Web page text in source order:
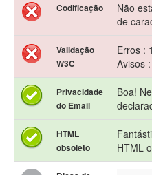
Codificação
Não
de
Validação
W3C
Erros : 1
Avisos
Privacidade
do Email
Boa!
HTML
obsoleto
HTML